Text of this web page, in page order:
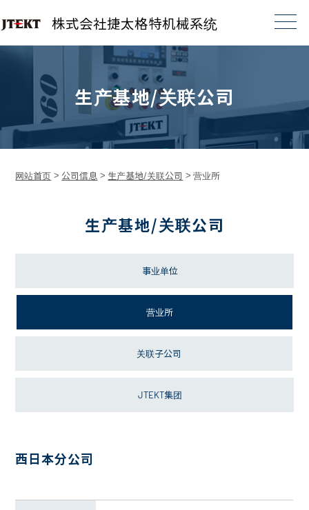
株式会社捷太格特机械系统
生产基地/关联公司
网站首页 > 公司信息 > 生产基地/关联公司 > 营业所
生产基地/关联公司
事业单位
营业所
关联子公司
JTEKT集团
西日本分公司